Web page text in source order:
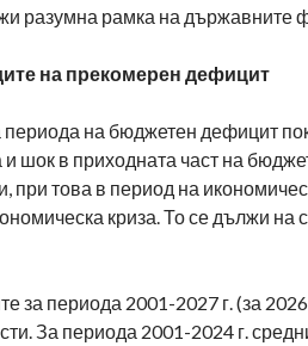
разумна рамка на държавните
на прекомерен дефицит
на бюджетен дефицит
и шок в приходната част на
при това в период на
криза. То се дължи на
за периода 2001-2027 г. (за
За периода 2001-2024 г.